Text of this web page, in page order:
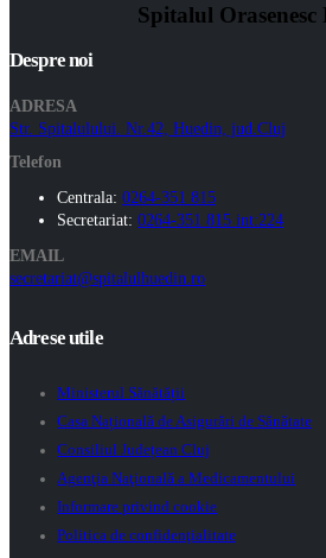
Spitalul Orasenesc
Despre noi
ADRESA
Str. Spitalulului. Nr.42, Huedin, jud.Cluj
Telefon
Centrala: 0264-351 815
Secretariat: 0264-351 815 int:224
EMAIL
secretariat@spitalulhuedin.ro
Adrese utile
Ministerul Sănătății
Casa Națională de Asigurări de Sănătate
Consiliul Județean Cluj
Agenţia Naţională a Medicamentului
Informare privind cookie
Politica de confidenţialitate